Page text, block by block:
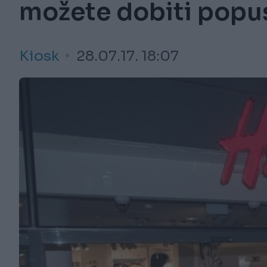
možete dobiti
Kiosk 28.07.17. 18:07